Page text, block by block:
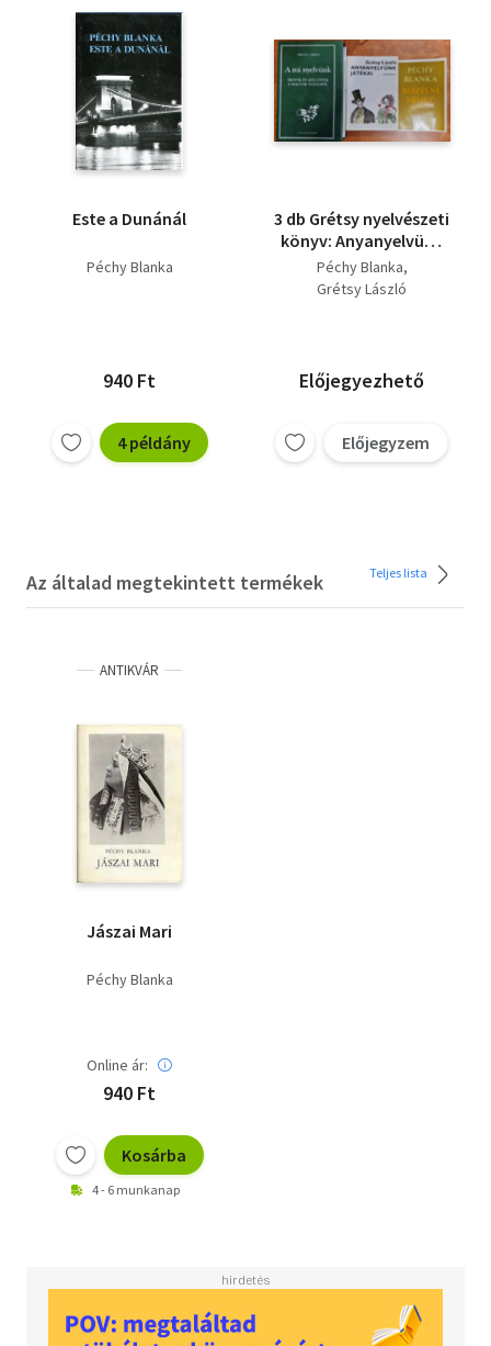
Este a Dunánál
Péchy Blanka
940 Ft
4 példány
3 db Grétsy nyelvészeti
könyv: Anyanyelvünk
játékai,A mi
nyelvünk,Beszélni
Péchy Blanka
Grétsy László
Előjegyezhető
Előjegyzem
Az általad megtekintett termékek Teljes lista
ANTIKVÁR
Jászai Mari
Péchy Blanka
Online ár:
940 Ft
Kosárba
4 - 6 munkanap